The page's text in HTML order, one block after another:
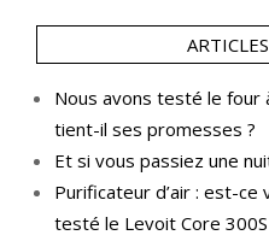
Nous avons testé le four
tient-il ses promesses ?
Et si vous passiez une
Purificateur d’air : est-ce
testé le Levoit Core